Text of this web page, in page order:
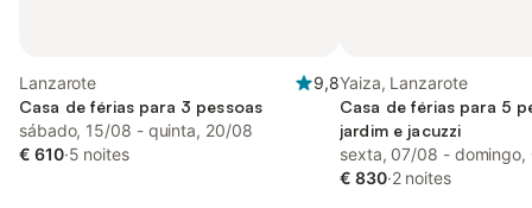
Lanzarote
9,8
Casa de férias para 3 pessoas
sábado, 15/08 - quinta, 20/08
€ 610·5 noites
Yaiza, Lanzarote
Casa de férias para 5
jardim e jacuzzi
sexta, 07/08 -
€ 830·2 noites